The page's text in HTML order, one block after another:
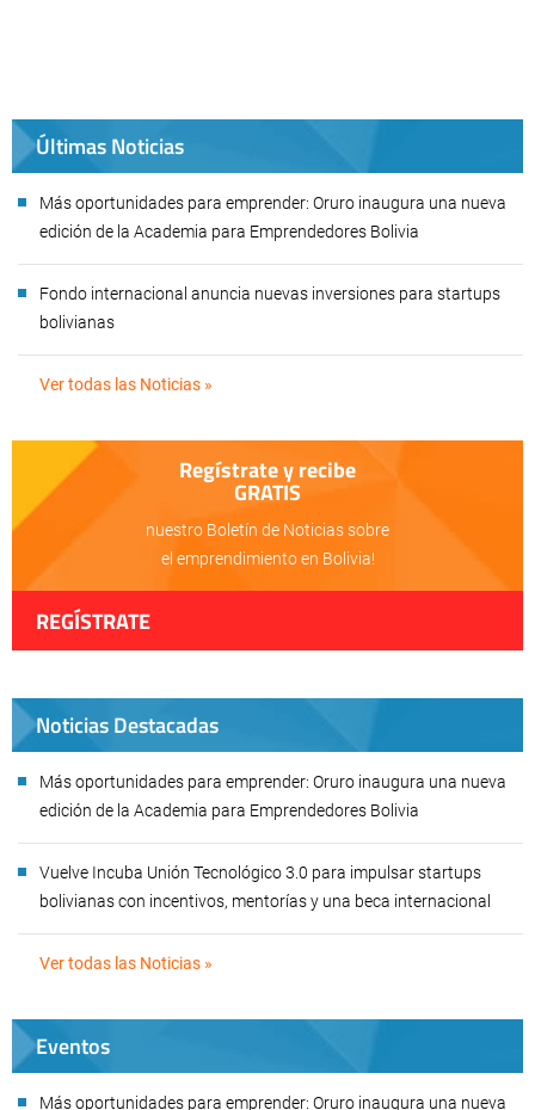
Últimas Noticias
Más oportunidades para emprender: Oruro inaugura una nueva
edición de la Academia para Emprendedores Bolivia
Fondo internacional anuncia nuevas inversiones para startups
bolivianas
Ver todas las Noticias »
Regístrate y recibe
GRATIS
nuestro Boletín de Noticias sobre
el emprendimiento en Bolivia!
REGÍSTRATE
Noticias Destacadas
Más oportunidades para emprender: Oruro inaugura una nueva
edición de la Academia para Emprendedores Bolivia
Vuelve Incuba Unión Tecnológico 3.0 para impulsar startups
bolivianas con incentivos, mentorías y una beca internacional
Ver todas las Noticias »
Eventos
Más oportunidades para emprender: Oruro inaugura una nueva